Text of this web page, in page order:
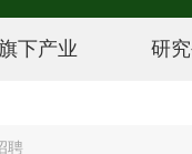
下产业 研
聘